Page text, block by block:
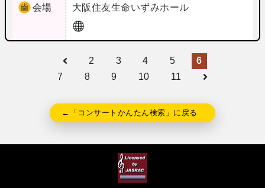
会場 大阪住友生命いずみホール
2 3 4 5
6
7
8 9 10 11
←「コンサートかんたん検索」に戻る